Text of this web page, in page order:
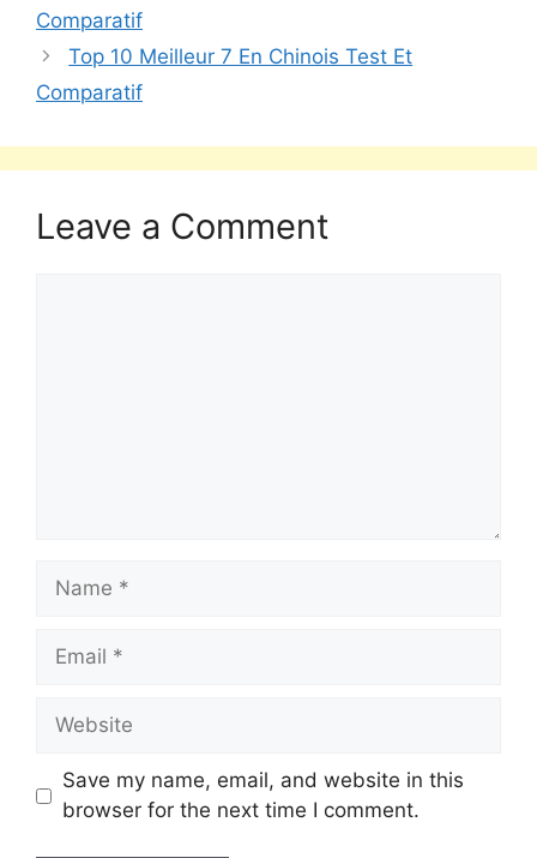
Comparatif
Top 10 Meilleur 7 En Chinois Test Et
Comparatif
Leave a Comment
Save my name, email, and website in this
browser for the next time I comment.